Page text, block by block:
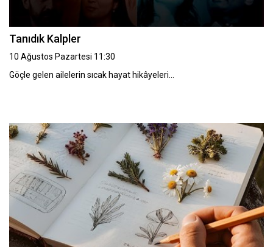
Tanıdık Kalpler
10 Ağustos Pazartesi 11:30
Göçle gelen ailelerin sıcak hayat hikâyeleri…